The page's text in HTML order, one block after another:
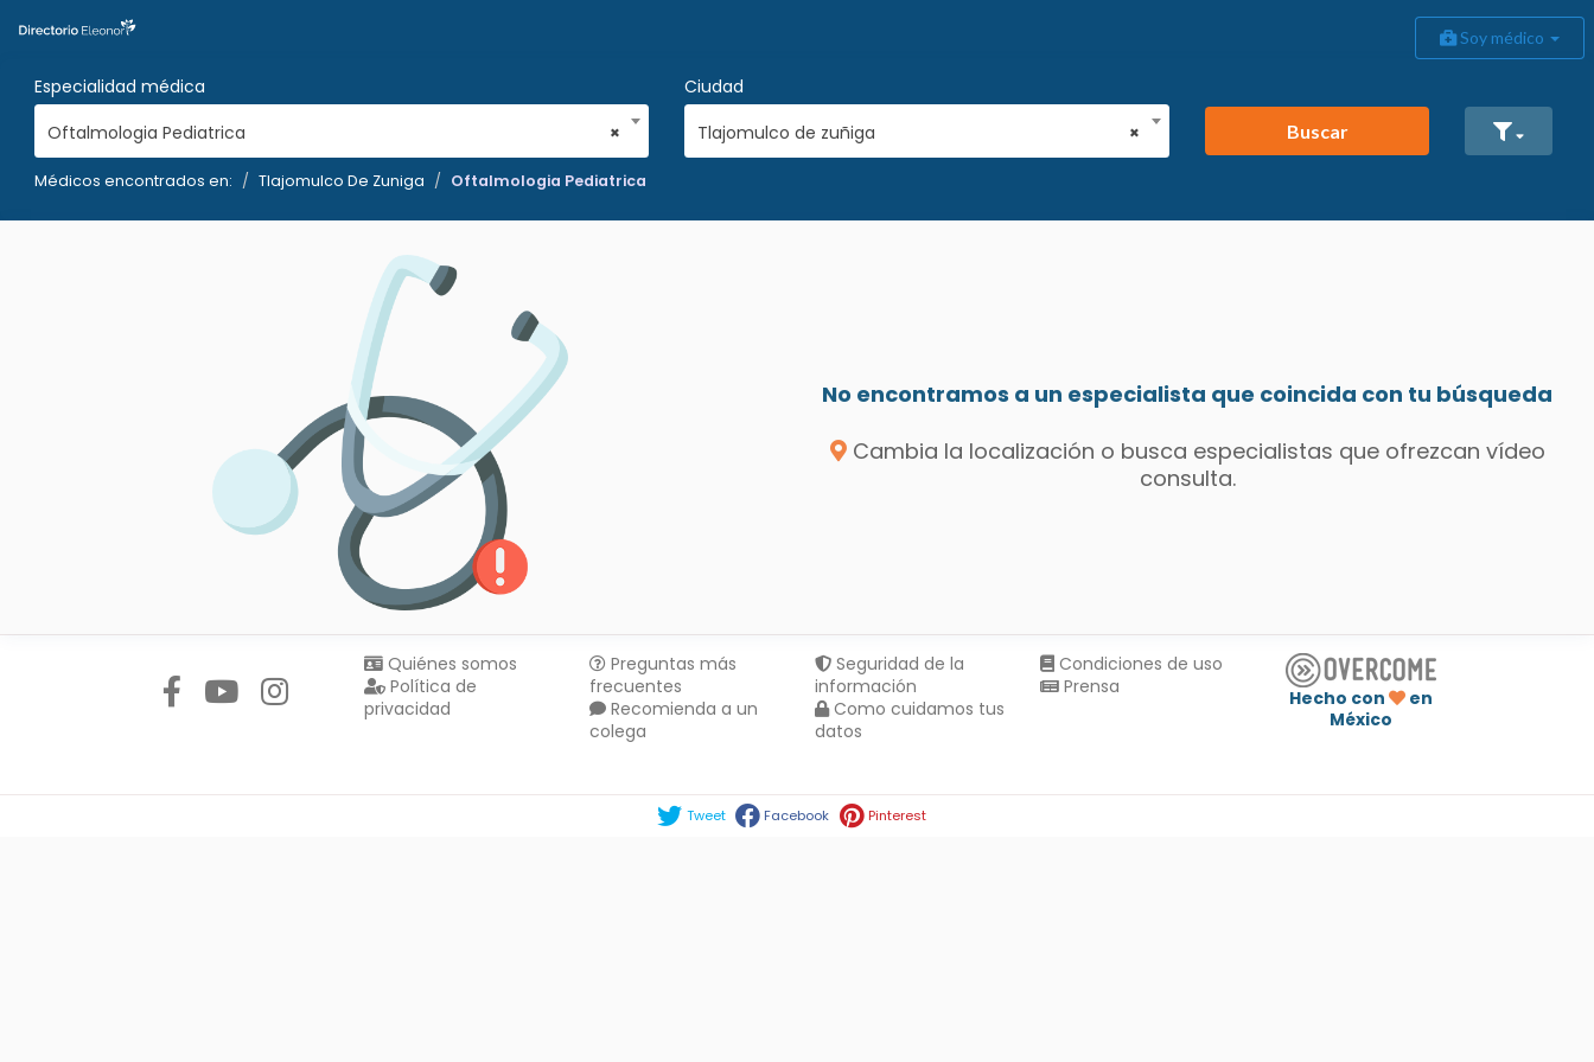
Soy médico
Especialidad médica
×
Oftalmologia Pediatrica
Ciudad
×
Tlajomulco de zuñiga Buscar
Médicos encontrados en: Tlajomulco De Zuniga Oftalmologia Pediatrica
No encontramos a un especialista que coincida con tu búsqueda
Cambia la localización o busca especialistas que ofrezcan vídeo
consulta.
Quiénes somos
Política de
privacidad
Preguntas más
frecuentes
Recomienda a un
colega
Seguridad de la
información
Como cuidamos tus
datos
Condiciones de uso
Prensa
Hecho con
en
México
Tweet Facebook Pinterest